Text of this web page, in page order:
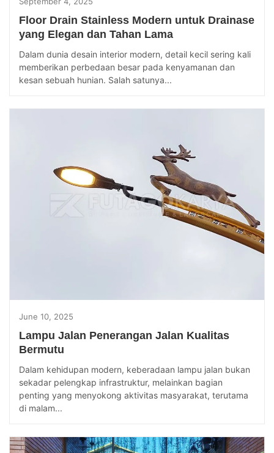
Floor Drain Stainless Modern untuk Drainase
yang Elegan dan Tahan Lama
Dalam dunia desain interior modern, detail kecil sering kali
memberikan perbedaan besar pada kenyamanan dan
kesan sebuah hunian. Salah satunya...
June 10, 2025
Lampu Jalan Penerangan Jalan Kualitas
Bermutu
Dalam kehidupan modern, keberadaan lampu jalan bukan
sekadar pelengkap infrastruktur, melainkan bagian
penting yang menyokong aktivitas masyarakat, terutama
di malam...